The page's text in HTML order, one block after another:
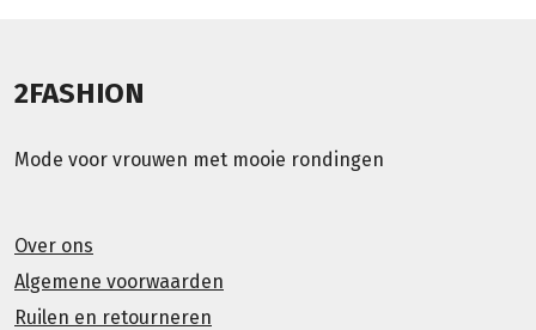
2FASHION
Mode voor vrouwen met mooie rondingen
Over ons
Algemene voorwaarden
Ruilen en retourneren